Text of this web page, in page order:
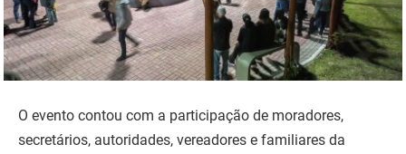
O evento contou com a participação de moradores,
secretários, autoridades, vereadores e familiares da